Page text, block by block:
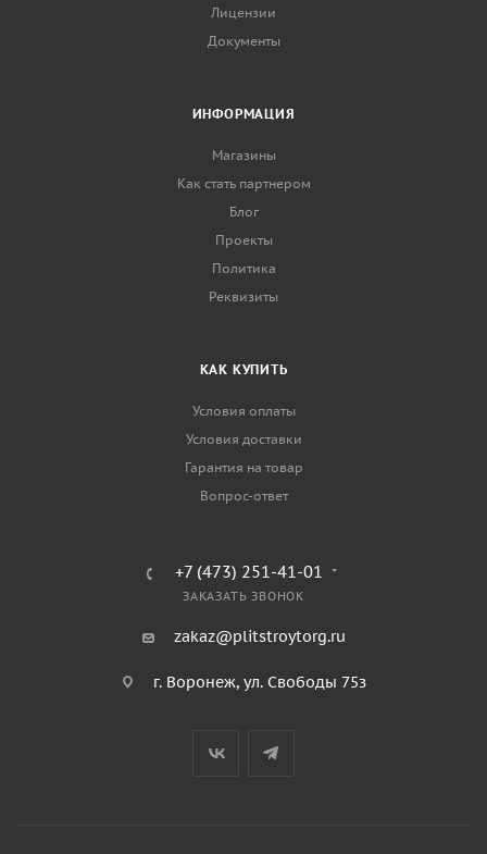
Лицензии
Документы
ИНФОРМАЦИЯ
Магазины
Как стать партнером
Блог
Проекты
Политика
Реквизиты
КАК КУПИТЬ
Условия оплаты
Условия доставки
Гарантия на товар
Вопрос-ответ
+7 (473) 251-41-01
ЗАКАЗАТЬ ЗВОНОК
zakaz@plitstroytorg.ru
г. Воронеж, ул. Свободы 75з